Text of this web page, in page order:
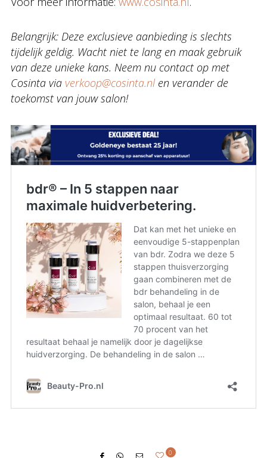
Belangrijk: Deze exclusieve aanbieding is slechts
tijdelijk geldig. Wacht niet te lang en maak gebruik
van deze unieke kans. Neem nu contact op met
Cosinta via verkoop@cosinta.nl en verander de
toekomst van jouw salon!
0